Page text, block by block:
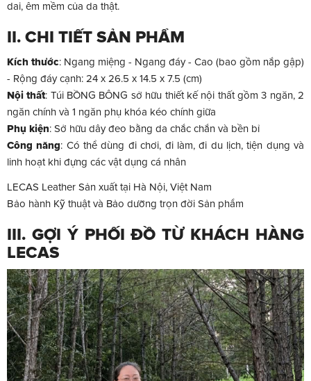
dai, êm mềm của da thật.
II. CHI TIẾT SẢN PHẨM
Kích thước: Ngang miệng - Ngang đáy - Cao (bao gồm nắp gập)
- Rộng đáy cạnh: 24 x 26.5 x 14.5 x 7.5 (cm)
Nội thất: Túi BỒNG BÔNG sở hữu thiết kế nội thất gồm 3 ngăn, 2
ngăn chính và 1 ngăn phụ khóa kéo chính giữa
Phụ kiện: Sở hữu dây đeo bằng da chắc chắn và bền bỉ
Công năng: Có thể dùng đi chơi, đi làm, đi du lịch, tiện dụng và
linh hoạt khi đựng các vật dụng cá nhân
LECAS Leather Sản xuất tại Hà Nội, Việt Nam
Bảo hành Kỹ thuật và Bảo dưỡng trọn đời Sản phẩm
III. GỢI Ý PHỐI ĐỒ TỪ KHÁCH HÀNG
LECAS